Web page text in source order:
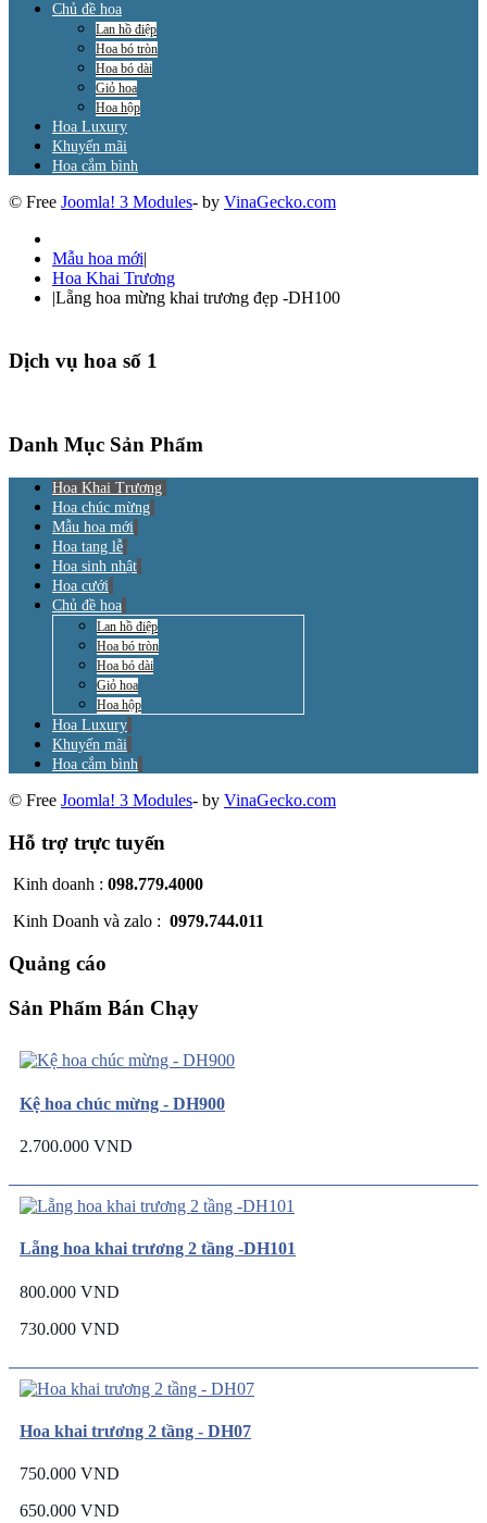
Chủ đề hoa
Lan hồ điệp
Hoa bó tròn
Hoa bó dài
Giỏ hoa
Hoa hộp
Hoa Luxury
Khuyến mãi
Hoa cắm bình
© Free Joomla! 3 Modules- by VinaGecko.com
Mẫu hoa mới|
Hoa Khai Trương
|Lẵng hoa mừng khai trương đẹp -DH100
Dịch vụ hoa số 1
Danh Mục Sản Phẩm
Hoa Khai Trương
Hoa chúc mừng
Mẫu hoa mới
Hoa tang lễ
Hoa sinh nhật
Hoa cưới
Chủ đề hoa
Lan hồ điệp
Hoa bó tròn
Hoa bó dài
Giỏ hoa
Hoa hộp
Hoa Luxury
Khuyến mãi
Hoa cắm bình
© Free Joomla! 3 Modules- by VinaGecko.com
Hỗ trợ trực tuyến
Kinh doanh : 098.779.4000
Kinh Doanh và zalo : 0979.744.011
Quảng cáo
Sản Phẩm Bán Chạy
Kệ hoa chúc mừng - DH900
2.700.000 VND
Lẵng hoa khai trương 2 tầng -DH101
800.000 VND
730.000 VND
Hoa khai trương 2 tầng - DH07
750.000 VND
650.000 VND